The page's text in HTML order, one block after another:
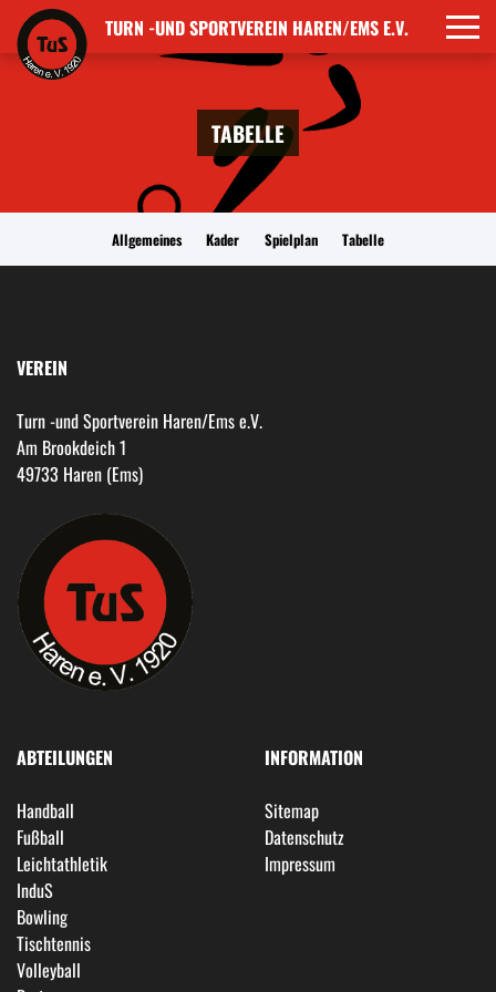
TURN -UND SPORTVEREIN HAREN/EMS E.V.
TABELLE
Allgemeines Kader Spielplan Tabelle
VEREIN
Turn -und Sportverein Haren/Ems e.V.
Am Brookdeich 1
49733 Haren (Ems)
ABTEILUNGEN
Handball
Fußball
Leichtathletik
InduS
Bowling
Tischtennis
Volleyball
INFORMATION
Sitemap
Datenschutz
Impressum